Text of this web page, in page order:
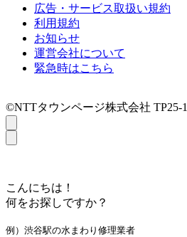
広告・サービス取扱い規約
利用規約
お知らせ
運営会社について
緊急時はこちら
©NTTタウンページ株式会社 TP25-
こんにちは！
何をお探しですか？
例）渋谷駅の水まわり修理業者